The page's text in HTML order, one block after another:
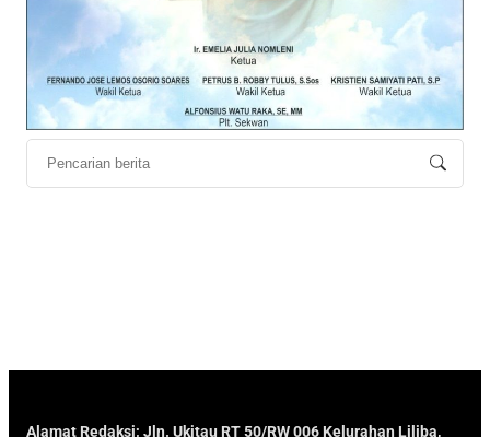
Alamat Redaksi; Jln. Ukitau RT 50/RW 006 Kelurahan Liliba,